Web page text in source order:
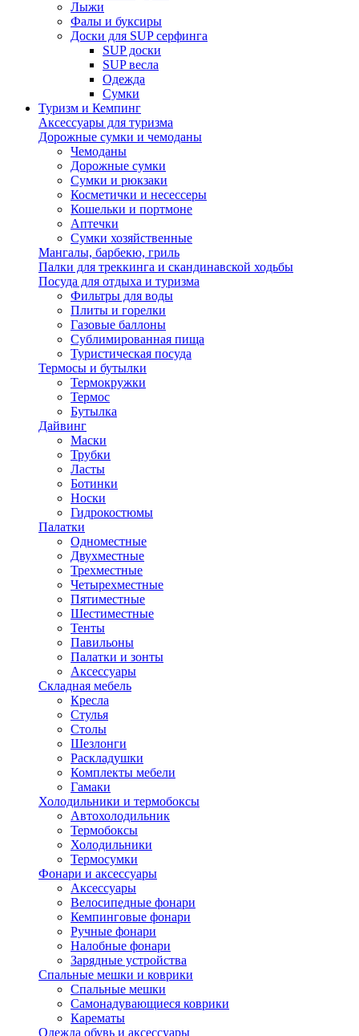
Лыжи
Фалы и буксиры
Доски для SUP серфинга
SUP доски
SUP весла
Одежда
Сумки
Туризм и Кемпинг
Аксессуары для туризма
Дорожные сумки и чемоданы
Чемоданы
Дорожные сумки
Сумки и рюкзаки
Косметички и несессеры
Кошельки и портмоне
Аптечки
Сумки хозяйственные
Мангалы, барбекю, гриль
Палки для треккинга и скандинавской ходьбы
Посуда для отдыха и туризма
Фильтры для воды
Плиты и горелки
Газовые баллоны
Сублимированная пища
Туристическая посуда
Термосы и бутылки
Термокружки
Термос
Бутылка
Дайвинг
Маски
Трубки
Ласты
Ботинки
Носки
Гидрокостюмы
Палатки
Одноместные
Двухместные
Трехместные
Четырехместные
Пятиместные
Шестиместные
Тенты
Павильоны
Палатки и зонты
Аксессуары
Складная мебель
Кресла
Стулья
Столы
Шезлонги
Раскладушки
Комплекты мебели
Гамаки
Холодильники и термобоксы
Автохолодильник
Термобоксы
Холодильники
Термосумки
Фонари и аксессуары
Аксессуары
Велосипедные фонари
Кемпинговые фонари
Ручные фонари
Налобные фонари
Зарядные устройства
Спальные мешки и коврики
Спальные мешки
Самонадувающиеся коврики
Карематы
Одежда обувь и аксессуары